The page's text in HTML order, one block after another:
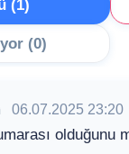
(1)
(0)
06.07.2025 23:20
olduğunu